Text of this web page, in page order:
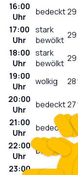
16:00
Uhr
bedeckt29
17:00
Uhr
stark
bewölkt 29
18:00
Uhr
stark
bewölkt 29
19:00
Uhr
wolkig 28
20:00
Uhr
bedeckt27
21:00
Uhr
bedeckt 24
22:00
Uhr
bedeckt 24
23:00